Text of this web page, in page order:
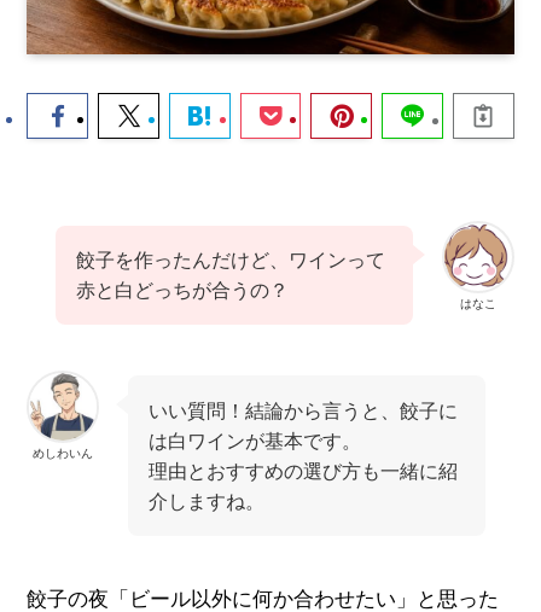
はなこ
餃子を作ったんだけど、ワインって
赤と白どっちが合うの？
めしわいん
いい質問！結論から言うと、餃子に
は白ワインが基本です。
理由とおすすめの選び方も一緒に紹
介しますね。
餃子の夜「ビール以外に何か合わせたい」と思った